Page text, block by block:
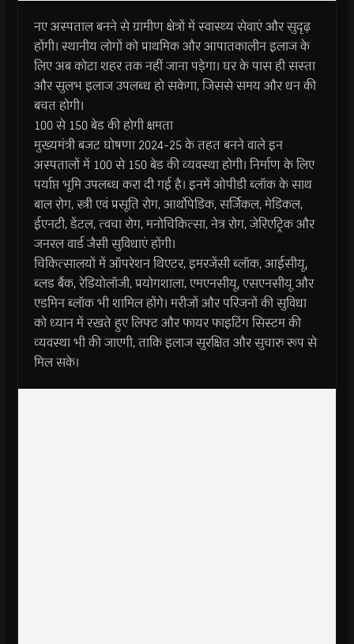
नए अस्पताल बनने से ग्रामीण क्षेत्रों में स्वास्थ्य सेवाएं और सुदृढ़
होंगी। स्थानीय लोगों को प्राथमिक और आपातकालीन इलाज के
लिए अब कोटा शहर तक नहीं जाना पड़ेगा। घर के पास ही सस्ता
और सुलभ इलाज उपलब्ध हो सकेगा, जिससे समय और धन की
बचत होगी।
100 से 150 बेड की होगी क्षमता
मुख्यमंत्री बजट घोषणा 2024-25 के तहत बनने वाले इन
अस्पतालों में 100 से 150 बेड की व्यवस्था होगी। निर्माण के लिए
पर्याप्त भूमि उपलब्ध करा दी गई है। इनमें ओपीडी ब्लॉक के साथ
बाल रोग, स्त्री एवं प्रसूति रोग, आर्थोपेडिक, सर्जिकल, मेडिकल,
ईएनटी, डेंटल, त्वचा रोग, मनोचिकित्सा, नेत्र रोग, जेरिएट्रिक और
जनरल वार्ड जैसी सुविधाएं होंगी।
चिकित्सालयों में ऑपरेशन थिएटर, इमरजेंसी ब्लॉक, आईसीयू,
ब्लड बैंक, रेडियोलॉजी, प्रयोगशाला, एमएनसीयू, एसएनसीयू और
एडमिन ब्लॉक भी शामिल होंगे। मरीजों और परिजनों की सुविधा
को ध्यान में रखते हुए लिफ्ट और फायर फाइटिंग सिस्टम की
व्यवस्था भी की जाएगी, ताकि इलाज सुरक्षित और सुचारु रूप से
मिल सके।